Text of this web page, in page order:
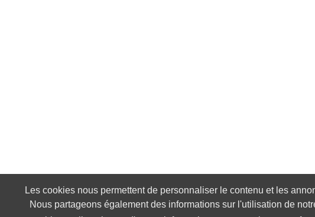
Les cookies nous permettent de personnaliser le contenu et les
Nous partageons également des informations sur l'utilisation de